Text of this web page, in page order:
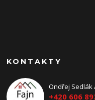
KONTAKTY
Ondřej Sedlák
+420 606